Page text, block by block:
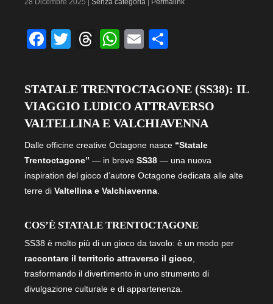
28 Dicembre 2025 | Senza categoria Permalink
Facebook
Twitter
Threads
WhatsApp
Email
STATALE TRENTOCTAGONE (SS38): IL
VIAGGIO LUDICO ATTRAVERSO
VALTELLINA E VALCHIAVENNA
Dalle officine creative Octagone nasce “Statale
Trentoctagone” — in breve SS38 — una nuova
inspiration del gioco d’autore Octagone dedicata alle alte
terre di Valtellina e Valchiavenna
COS’È STATALE TRENTOCTAGONE
SS38 è molto più di un gioco da tavolo: è un modo per
raccontare il territorio attraverso il gioco
trasformando il divertimento in uno strumento di
divulgazione culturale e di appartenenza.